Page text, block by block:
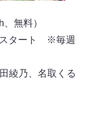
無料）
スタート ※毎週
綾乃、名取くる